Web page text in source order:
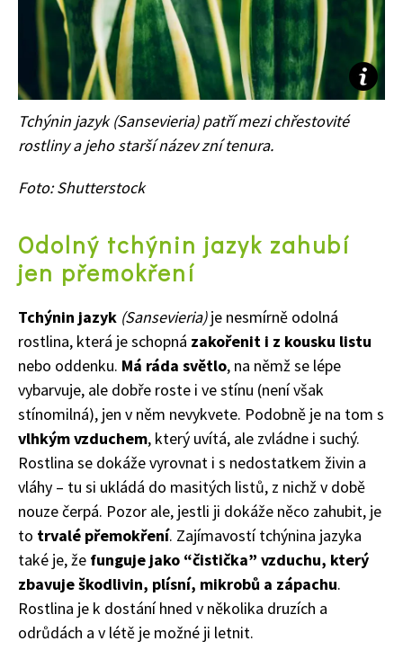
65 Kč
Objednat >
Naše krásná zahrada Speciál
Tchýnin jazyk(Sansevieria)patří mezi chřestovité
rostliny a jeho starší název zní tenura.
Foto: Shutterstock
Odolný tchýnin jazyk zahubí
jen přemokření
Tchýnin jazyk (Sansevieria)je nesmírně odolná
rostlina, která je schopná zakořenit i z kousku listu
nebo oddenku. Má ráda světlo, na němž se lépe
vybarvuje, ale dobře roste i ve stínu (není však
stínomilná), jen v něm nevykvete. Podobně je na tom s
vlhkým vzduchem, který uvítá, ale zvládne i suchý.
Rostlina se dokáže vyrovnat i s nedostatkem živin a
vláhy – tu si ukládá do masitých listů, z nichž v době
nouze čerpá. Pozor ale, jestli ji dokáže něco zahubit, je
to trvalé přemokření. Zajímavostí tchýnina jazyka
také je, že funguje jako “čistička” vzduchu, který
zbavuje škodlivin, plísní, mikrobů a zápachu.
Rostlina je k dostání hned v několika druzích a
odrůdách a v létě je možné ji letnit.